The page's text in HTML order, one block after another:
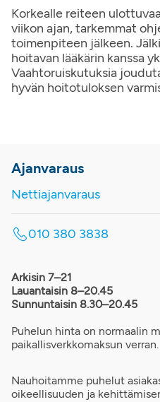
Korkealle reiteen
viikon ajan, tarkemmat
toimenpiteen jälkeen.
hoitavan lääkärin kanssa
Vaahtoruiskutuksia
hyvän hoitotuloksen
Ajanvaraus
Nettiajanvaraus
010 380 3838
Arkisin 7–21
Lauantaisin 8–20.45
Sunnuntaisin 8.30–20.45
Puhelun hinta on normaalin
paikallisverkkomaksun verran.
Nauhoitamme puhelut
oikeellisuuden ja